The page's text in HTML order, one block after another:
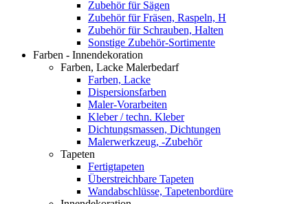
Zubehör für Sägen
Zubehör für Fräsen, Raspeln, H
Zubehör für Schrauben, Halten
Sonstige Zubehör-Sortimente
Farben - Innendekoration
Farben, Lacke Malerbedarf
Farben, Lacke
Dispersionsfarben
Maler-Vorarbeiten
Kleber / techn. Kleber
Dichtungsmassen, Dichtungen
Malerwerkzeug, -Zubehör
Tapeten
Fertigtapeten
Überstreichbare Tapeten
Wandabschlüsse, Tapetenbordüre